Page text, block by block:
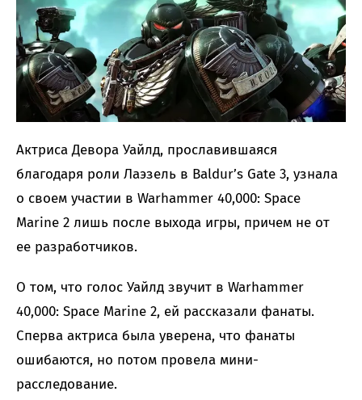
Актриса Девора Уайлд, прославившаяся
благодаря роли Лаэзель в Baldur’s Gate 3, узнала
о своем участии в Warhammer 40,000: Space
Marine 2 лишь после выхода игры, причем не от
ее разработчиков.
О том, что голос Уайлд звучит в Warhammer
40,000: Space Marine 2, ей рассказали фанаты.
Сперва актриса была уверена, что фанаты
ошибаются, но потом провела мини-
расследование.